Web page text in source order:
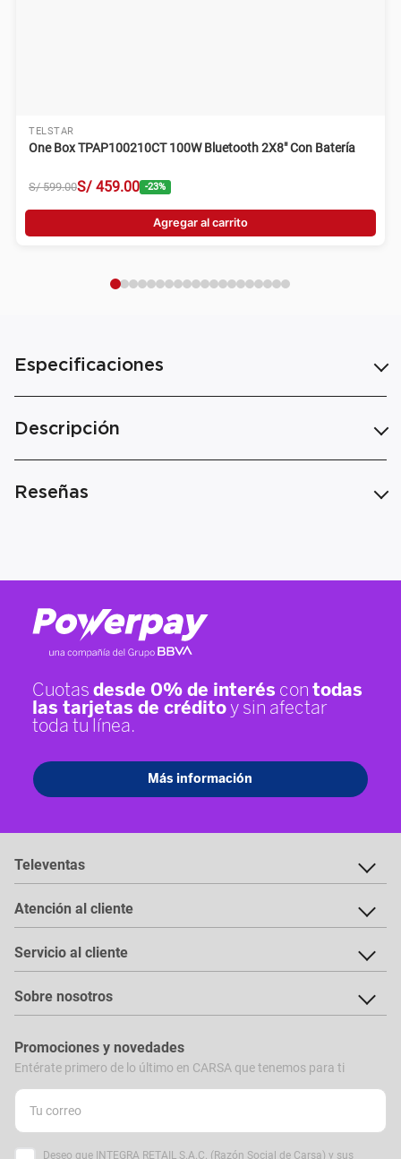
TELSTAR
One Box TPAP100210CT 100W Bluetooth 2X8" Con Batería
S/ 599.00S/ 459.00 -23%
Agregar al carrito
Especificaciones
Descripción
Reseñas
Televentas
Atención al cliente
Servicio al cliente
Sobre nosotros
Promociones y novedades
Entérate primero de lo último en CARSA que tenemos para ti
Deseo que INTEGRA RETAIL S.A.C. (Razón Social de Carsa) y sus